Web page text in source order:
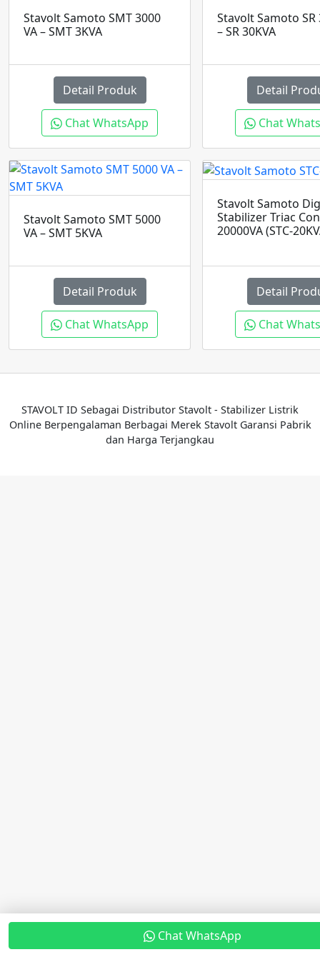
Stavolt Samoto SMT 3000
VA – SMT 3KVA
Detail Produk
Chat WhatsApp
Stavolt Samoto SR
– SR 30KVA
Detail
Chat
Stavolt Samoto SMT 5000
VA – SMT 5KVA
Detail Produk
Chat WhatsApp
Stavolt Samoto
Stabilizer Triac
20000VA (STC-
Detail
Chat
STAVOLT ID Sebagai Distributor Stavolt - Stabilizer Listrik
Online Berpengalaman Berbagai Merek Stavolt Garansi Pabrik
dan Harga Terjangkau
Chat WhatsApp